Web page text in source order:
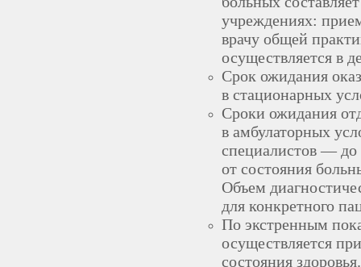
учреждениях:
врачу общей
осуществляется в
Срок ожидания
в стационарных
Сроки ожидания
в амбулаторных
специалистов — до
от состояния
Объем
для конкретного
По экстренным
осуществляется
состояния